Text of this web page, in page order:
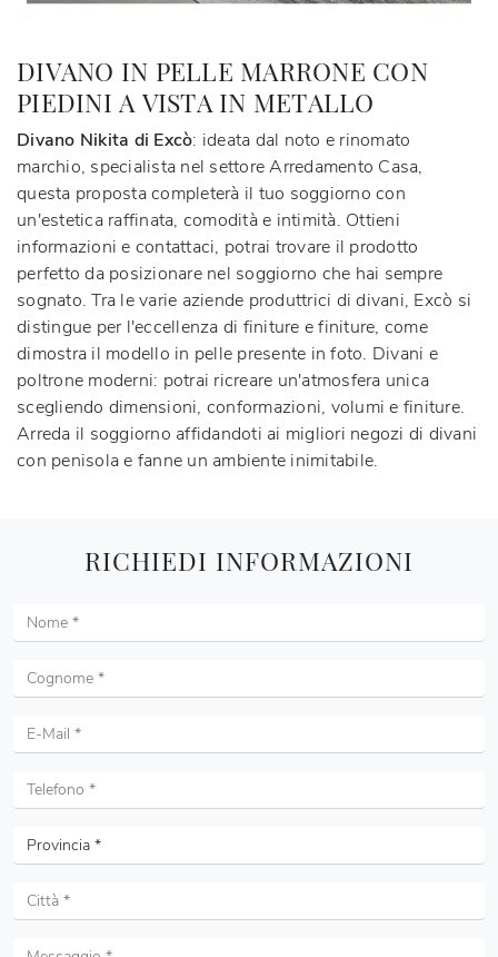
DIVANO IN PELLE MARRONE CON
PIEDINI A VISTA IN METALLO
Divano Nikita di Excò: ideata dal noto e rinomato
marchio, specialista nel settore Arredamento Casa,
questa proposta completerà il tuo soggiorno con
un'estetica raffinata, comodità e intimità. Ottieni
informazioni e contattaci, potrai trovare il prodotto
perfetto da posizionare nel soggiorno che hai sempre
sognato. Tra le varie aziende produttrici di divani, Excò si
distingue per l'eccellenza di finiture e finiture, come
dimostra il modello in pelle presente in foto. Divani e
poltrone moderni: potrai ricreare un'atmosfera unica
scegliendo dimensioni, conformazioni, volumi e finiture.
Arreda il soggiorno affidandoti ai migliori negozi di divani
con penisola e fanne un ambiente inimitabile.
RICHIEDI INFORMAZIONI